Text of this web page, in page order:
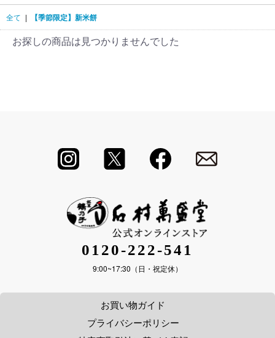
全て | 【季節限定】新米餅
お探しの商品は見つかりませんでした
0120-222-541
9:00~17:30（日・祝定休）
お買い物ガイド
プライバシーポリシー